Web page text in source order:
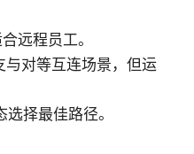
远程员工。
对等互连场景，但运
择最佳路径。